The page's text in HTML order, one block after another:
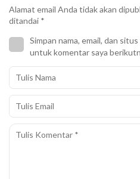
Alamat email Anda tidak akan
ditandai *
Simpan nama, email, dan
untuk komentar saya